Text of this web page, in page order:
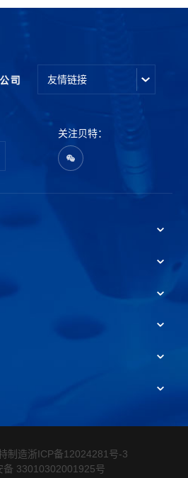
友情链接
关注贝特：
制造浙ICP备12024281号-3
备 33010302001925号